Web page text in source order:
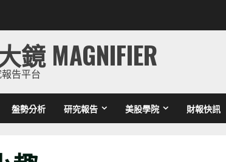
鏡 MAGNIFIER
告平台
盤勢分析 研究報告 美股學院 財報快訊